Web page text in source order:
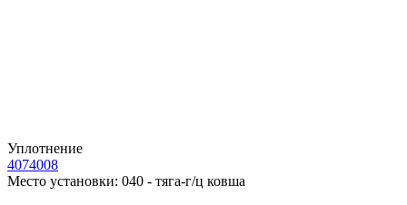
Уплотнение
4074008
Место установки: 040 - тяга-г/ц ковша